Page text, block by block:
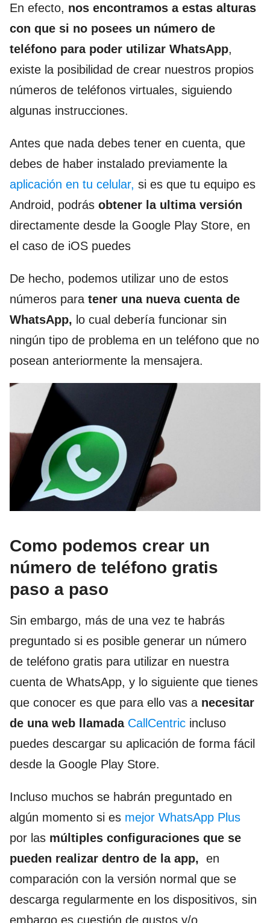
En efecto, nos encontramos a estas alturas
con que si no posees un número de
teléfono para poder utilizar WhatsApp,
existe la posibilidad de crear nuestros propios
números de teléfonos virtuales, siguiendo
algunas instrucciones.
Antes que nada debes tener en cuenta, que
debes de haber instalado previamente la
aplicación en tu celular, si es que tu equipo es
Android, podrás obtener la ultima versión
directamente desde la Google Play Store, en
el caso de iOS puedes
De hecho, podemos utilizar uno de estos
números para tener una nueva cuenta de
WhatsApp, lo cual debería funcionar sin
ningún tipo de problema en un teléfono que no
posean anteriormente la mensajera.
Como podemos crear un
número de teléfono gratis
paso a paso
Sin embargo, más de una vez te habrás
preguntado si es posible generar un número
de teléfono gratis para utilizar en nuestra
cuenta de WhatsApp, y lo siguiente que tienes
que conocer es que para ello vas a necesitar
de una web llamada CallCentric incluso
puedes descargar su aplicación de forma fácil
desde la Google Play Store.
Incluso muchos se habrán preguntado en
algún momento si es mejor WhatsApp Plus
por las múltiples configuraciones que se
pueden realizar dentro de la app, en
comparación con la versión normal que se
descarga regularmente en los dispositivos, sin
embargo es cuestión de gustos y/o